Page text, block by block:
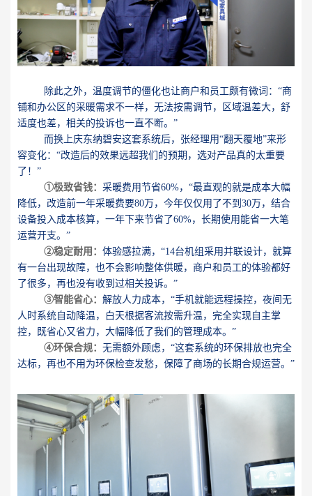
除此之外，温度调节的僵化也让商户和员工颇有微词：“商
铺和办公区的采暖需求不一样，无法按需调节，区域温差大，舒
适度也差，相关的投诉也一直不断。”
而换上庆东纳碧安这套系统后，张经理用“翻天覆地”来形
容变化：“改造后的效果远超我们的预期，选对产品真的太重要
了！”
①极致省钱：采暖费用节省60%，“最直观的就是成本大幅
降低，改造前一年采暖费要80万，今年仅仅用了不到30万，结合
设备投入成本核算，一年下来节省了60%，长期使用能省一大笔
运营开支。”
②稳定耐用：体验感拉满，“14台机组采用并联设计，就算
有一台出现故障，也不会影响整体供暖，商户和员工的体验都好
了很多，再也没有收到过相关投诉。”
③智能省心：解放人力成本，“手机就能远程操控，夜间无
人时系统自动降温，白天根据客流按需升温，完全实现自主掌
控，既省心又省力，大幅降低了我们的管理成本。”
④环保合规：无需额外顾虑，“这套系统的环保排放也完全
达标，再也不用为环保检查发愁，保障了商场的长期合规运营。”